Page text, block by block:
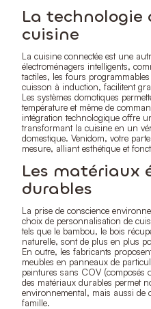
La technologie
cuisine
La cuisine connectée est une
électroménagers intelligents,
tactiles, les fours
cuisson à induction, facilitent
Les systèmes domotiques
température et même de
intégration technologique offre
transformant la cuisine en un
domestique. Venidom, votre
mesure, alliant esthétique et
Les matériaux
durables
La prise de conscience
choix de personnalisation de
tels que le bambou, le bois
naturelle, sont de plus en plus
En outre, les fabricants
meubles en panneaux de
peintures sans COV
des matériaux durables permet
environnemental, mais aussi de
famille.